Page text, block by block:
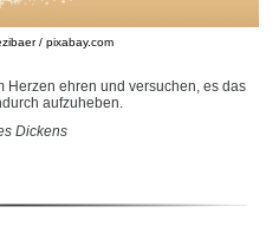
/ pixabay.com
Herzen ehren und versuchen, es das
aufzuheben.
Dickens